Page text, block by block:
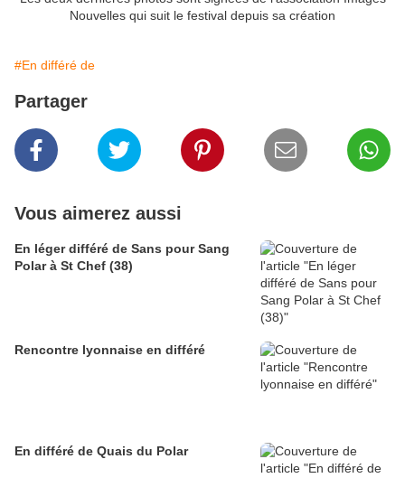
Nouvelles qui suit le festival depuis sa création
#En différé de
Partager
Vous aimerez aussi
En léger différé de Sans pour Sang
Polar à St Chef (38)
Rencontre lyonnaise en différé
En différé de Quais du Polar